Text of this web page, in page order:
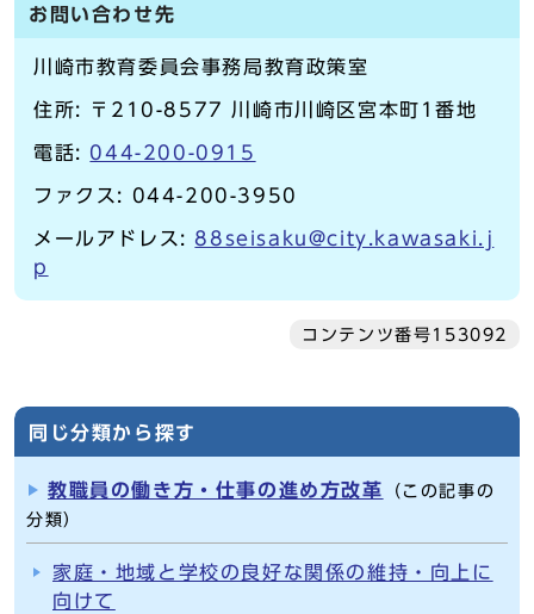
お問い合わせ先
川崎市教育委員会事務局教育政策室
住所: 〒210-8577 川崎市川崎区宮本町1番地
電話: 044-200-0915
ファクス: 044-200-3950
メールアドレス:88seisaku@city.kawasaki.j
p
コンテンツ番号153092
同じ分類から探す
教職員の働き方・仕事の進め方改革
（この記事の
分類）
家庭・地域と学校の良好な関係の維持・向上に
向けて